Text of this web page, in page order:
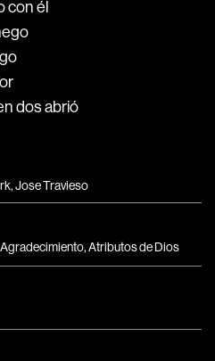
con él
dos abrió
Jose Travieso
,Atributos de Dios